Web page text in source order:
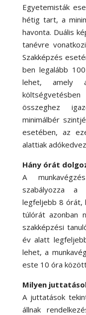
Egyetemisták
hétig tart, a
havonta. Duális
tanévre
Szakképzés
ben legalább
lehet, amely
összeghez
minimálbér
esetében, az
alattiak
Hány órát
A
szabályozza a
legfeljebb 8 órát,
túlórát azonban
szakképzési
év alatt
lehet, a
este 10 óra
Milyen
A juttatások
állnak